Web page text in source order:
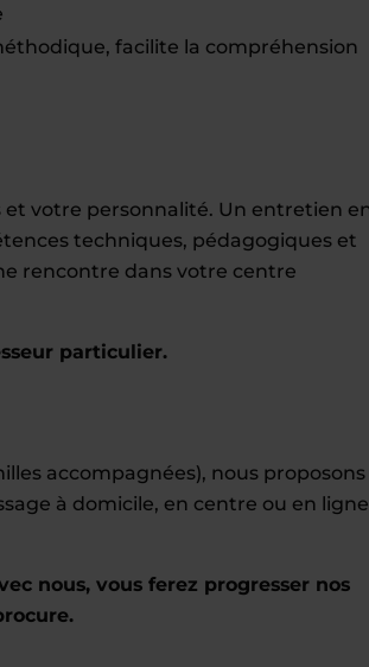
facilite la compréhension
votre personnalité. Un entretien
techniques, pédagogiques et
rencontre dans votre centre
particulier.
accompagnées), nous proposons
à domicile, en centre ou en
nous, vous ferez progresser nos